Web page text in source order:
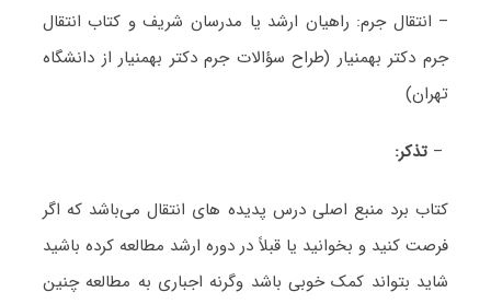
– انتقال جرم: راهیان ارشد یا مدرسان شریف و کتاب انتقال
جرم دکتر بهمنیار (طراح سؤالات جرم دکتر بهمنیار از دانشگاه
تهران)
– تذکر:
کتاب برد منبع اصلی درس پدیده های انتقال می‌باشد که اگر
فرصت کنید و بخوانید یا قبلاً در دوره ارشد مطالعه کرده باشید
شاید بتواند کمک خوبی باشد وگرنه اجباری به مطالعه چنین